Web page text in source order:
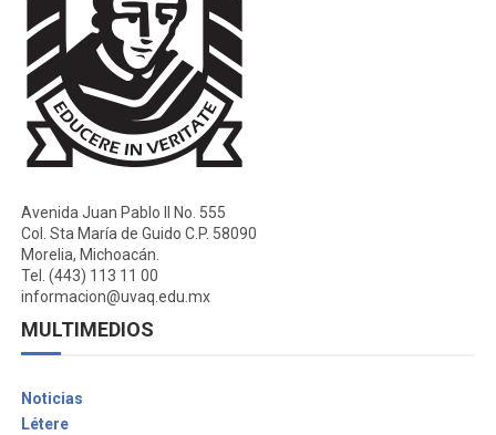
Avenida Juan Pablo II No. 555
Col. Sta María de Guido C.P. 58090
Morelia, Michoacán.
Tel. (443) 113 11 00
informacion@uvaq.edu.mx
MULTIMEDIOS
Noticias
Létere